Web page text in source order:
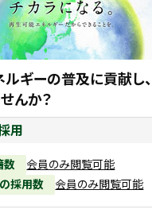
ギーの普及に貢献し
んか？
用
数
会員のみ閲覧可能
採用数
会員のみ閲覧可能